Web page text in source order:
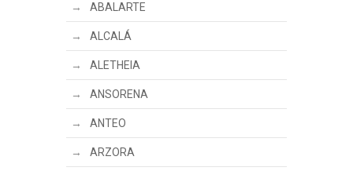
ABALARTE
ALCALÁ
ALETHEIA
ANSORENA
ANTEO
ARZORA